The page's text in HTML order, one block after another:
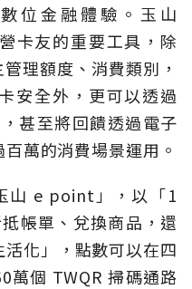
位金融體驗。玉山
卡友的重要工具，除
理額度、消費類別，
安全外，更可以透過
甚至將回饋透過電子
萬的消費場景運用。
山 e point」，以「1
帳單、兌換商品，還
化」，點數可以在四
萬個 TWQR 掃碼通路